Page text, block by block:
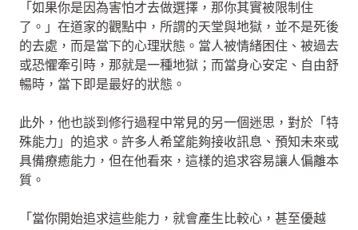
「如果你是因為害怕才去做選擇，那你其實被限制住
了。」在道家的觀點中，所謂的天堂與地獄，並不是死後
的去處，而是當下的心理狀態。當人被情緒困住、被過去
或恐懼牽引時，那就是一種地獄；而當身心安定、自由舒
暢時，當下即是最好的狀態。
此外，他也談到修行過程中常見的另一個迷思，對於「特
殊能力」的追求。許多人希望能夠接收訊息、預知未來或
具備療癒能力，但在他看來，這樣的追求容易讓人偏離本
質。
「當你開始追求這些能力，就會產生比較心，甚至優越